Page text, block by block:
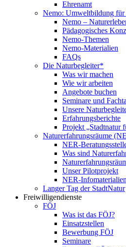
Ehrenamt
Nemo: Umweltbildung
Nemo –
Pädagogisches
Nemo-Themen
Nemo-Materialien
FAQs
Die Naturbegleiter*
Was wir machen
Wie wir arbeiten
Angebote buchen
Seminare und
Unsere
Erfahrungsberichte
Projekt „Stadtnatur
Naturerfahrungsräume
NER-
Was sind
Unser Pilotprojekt
NER-Infomaterialien
Langer Tag der StadtNatur
Freiwilligendienste
FÖJ
Was ist das FÖJ?
Einsatzstellen
Bewerbung FÖJ
Seminare